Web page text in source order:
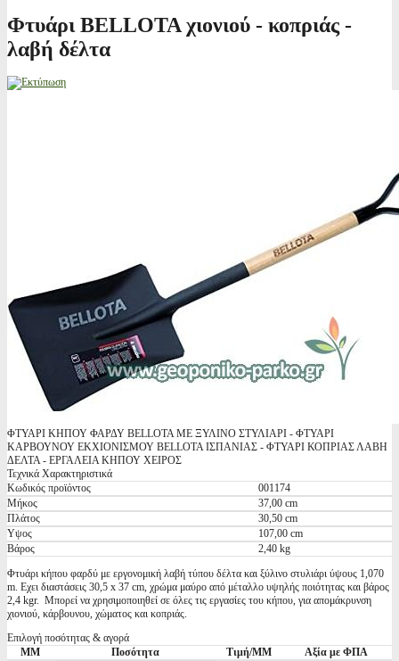
Φτυάρι BELLOTA χιονιού - κοπριάς -
λαβή δέλτα
ΦΤΥΑΡΙ ΚΗΠΟΥ ΦΑΡΔΥ BELLOTA ΜΕ ΞΥΛΙΝΟ ΣΤΥΛΙΑΡΙ - ΦΤΥΑΡΙ
ΚΑΡΒΟΥΝΟΥ ΕΚΧΙΟΝΙΣΜΟΥ BELLOTA ΙΣΠΑΝΙΑΣ - ΦΤΥΑΡΙ ΚΟΠΡΙΑΣ ΛΑΒΗ
ΔΕΛΤΑ - ΕΡΓΑΛΕΙΑ ΚΗΠΟΥ ΧΕΙΡΟΣ
Τεχνικά Χαρακτηριστικά
Κωδικός προϊόντος
001174
Μήκος
37,00 cm
Πλάτος
30,50 cm
Υψος
107,00 cm
Βάρος
2,40 kg
Φτυάρι κήπου φαρδύ με εργονομική λαβή τύπου δέλτα και ξύλινο στυλιάρι ύψους 1,070
m. Εχει διαστάσεις 30,5 x 37 cm, χρώμα μαύρο από μέταλλο υψηλής ποιότητας και βάρος
2,4 kgr. Μπορεί να χρησιμοποιηθεί σε όλες τις εργασίες του κήπου, για απομάκρυνση
χιονιού, κάρβουνου, χώματος και κοπριάς.
Επιλογή ποσότητας & αγορά
ΜΜ
Ποσότητα Τιμή/ΜΜ Αξία με ΦΠΑ